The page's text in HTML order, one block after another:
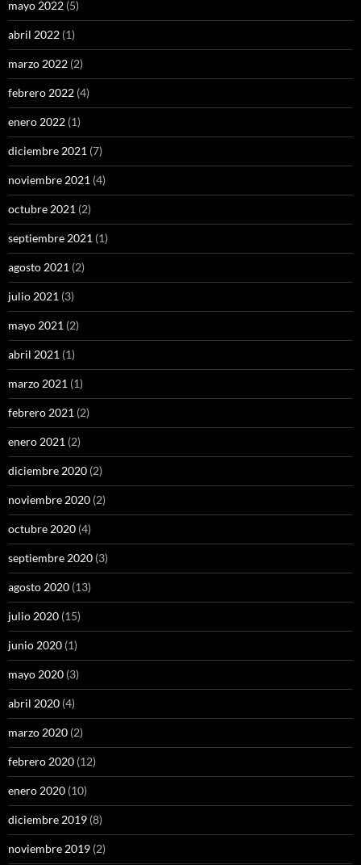
mayo 2022 (5)
abril 2022 (1)
marzo 2022 (2)
febrero 2022 (4)
enero 2022 (1)
diciembre 2021 (7)
noviembre 2021 (4)
octubre 2021 (2)
septiembre 2021 (1)
agosto 2021 (2)
julio 2021 (3)
mayo 2021 (2)
abril 2021 (1)
marzo 2021 (1)
febrero 2021 (2)
enero 2021 (2)
diciembre 2020 (2)
noviembre 2020 (2)
octubre 2020 (4)
septiembre 2020 (3)
agosto 2020 (13)
julio 2020 (15)
junio 2020 (1)
mayo 2020 (3)
abril 2020 (4)
marzo 2020 (2)
febrero 2020 (12)
enero 2020 (10)
diciembre 2019 (8)
noviembre 2019 (2)